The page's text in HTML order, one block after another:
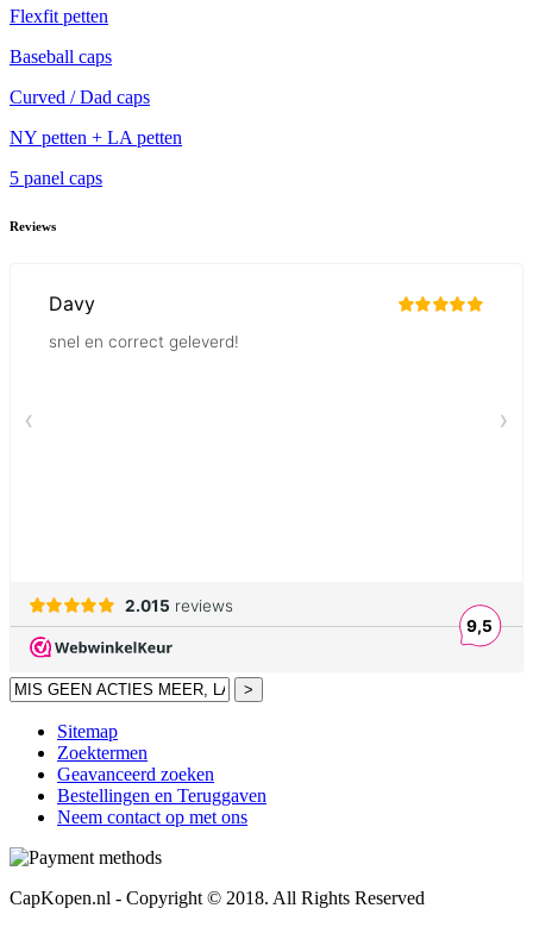
Flexfit petten
Baseball caps
Curved / Dad caps
NY petten + LA petten
5 panel caps
Reviews
>
Sitemap
Zoektermen
Geavanceerd zoeken
Bestellingen en Teruggaven
Neem contact op met ons
CapKopen.nl - Copyright © 2018. All Rights Reserved